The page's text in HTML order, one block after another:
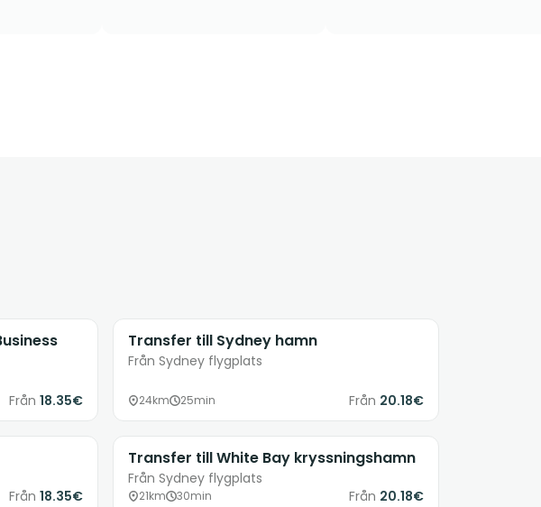
Från 18.35€
Transfer till Sydney hamn
Från Sydney flygplats
24km 25min Från 20.18€
Från 18.35€
Transfer till White Bay kryssningshamn
Från Sydney flygplats
21km 30min Från 20.18€